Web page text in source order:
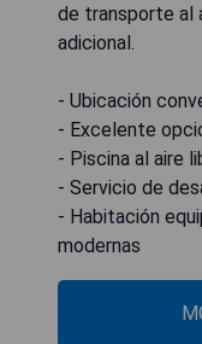
de transporte al
adicional.
- Ubicación
- Excelente
- Piscina al aire
- Servicio de
- Habitación
modernas